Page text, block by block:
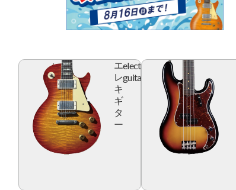
エ
レ
キ
ギ
タ
ー
electric
guitar